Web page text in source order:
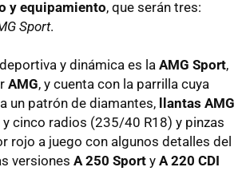
y equipamiento, que serán tres:
Sport.
y dinámica es la AMG Sport,
AMG, y cuenta con la parrilla cuya
un patrón de diamantes,
llantas AMG
y cinco radios (235/40 R18) y pinzas
rojo a juego con algunos detalles del
versiones A 250 Sport y A 220 CDI